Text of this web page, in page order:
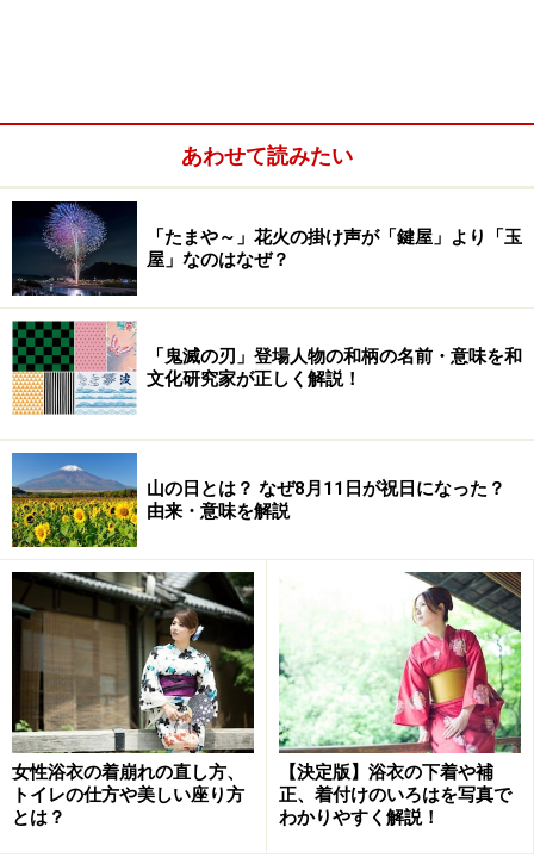
7月に使える口語調の時候の挨拶「プライベート」編
7月に使える結びの挨拶「プライベート」編
7月に使える季節の話題
オリジナルの挨拶も考えてみよう
よくある質問
手紙・書類・メール・お礼状で使う、挨拶
文の書き方や構成
ビジネスや学校関係で出す文書・お礼状、プライベート
な手紙などを書く場合、【前文】⇒【主文】⇒【末文】
⇒【後付】で構成するのが基本です。基本をもとに、必
要に応じて細かい要素を変えながら仕上げていきましょ
<手紙の構成>
【前文】……「拝啓」などの頭語 ⇒ 時候の挨拶 ⇒ 相手の
安否や健康を気遣うことば ⇒ 自分の近況やお礼など
【主文
】……いわゆる本文
あわせて読みたい
「たまや～」花火の掛け声が「鍵屋」より「玉
屋」なのはなぜ？
「鬼滅の刃」登場人物の和柄の名前・意味を和
文化研究家が正しく解説！
山の日とは？ なぜ8月11日が祝日になった？
由来・意味を解説
女性浴衣の着崩れの直し方、
トイレの仕方や美しい座り方
とは？
【決定版】浴衣の下着や補
正、着付けのいろはを写真で
わかりやすく解説！